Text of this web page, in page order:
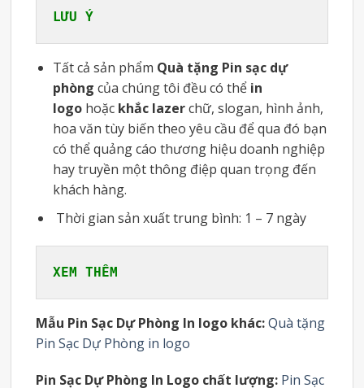
LƯU Ý
Tất cả sản phẩm Quà tặng Pin sạc dự
phòng của chúng tôi đều có thể in
logo hoặckhắc lazerchữ, slogan, hình ảnh,
hoa văn tùy biến theo yêu cầu để qua đó bạn
có thể quảng cáo thương hiệu doanh nghiệp
hay truyền một thông điệp quan trọng đến
khách hàng.
Thời gian sản xuất trung bình: 1 – 7 ngày
XEM THÊM
Mẫu Pin Sạc Dự Phòng In logo khác:Quà tặng
Pin Sạc Dự Phòng in logo
Pin Sạc Dự Phòng In Logo chất lượng: Pin Sạc